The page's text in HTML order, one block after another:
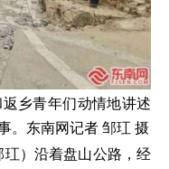
乡青年们动情地讲述
。东南网记者 邹玒 摄
玒）沿着盘山公路，经